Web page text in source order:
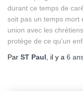
durant ce temps de
soit pas un temps mort
union avec les
protège de ce qu’un
Par ST Paul , il y a 6